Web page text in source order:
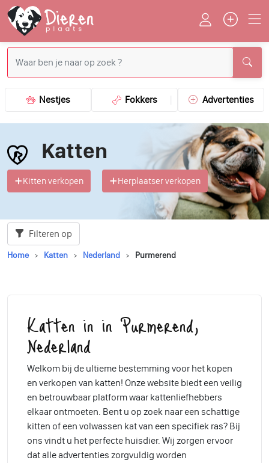
Nestjes Fokkers Advertenties
Katten
Kitten verkopen Herplaatser verkopen
Filteren op
Home Katten Nederland Purmerend
Katten in in Purmerend,
Nederland
Welkom bij de ultieme bestemming voor het kopen
en verkopen van katten! Onze website biedt een veilig
en betrouwbaar platform waar kattenliefhebbers
elkaar ontmoeten. Bent u op zoek naar een schattige
kitten of een volwassen kat van een specifiek ras? Bij
ons vindt u het perfecte huisdier. Wij zorgen ervoor
dat alle advertenties zorgvuldig worden